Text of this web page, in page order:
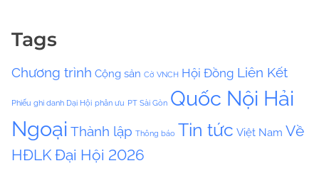
v
s
Tags
Chương trình Cộng sản Cờ VNCH Hội Đồng Liên Kết
Phiếu ghi danh Dại Hội phân ưu PT Sài Gòn Quốc Nội Hải
Ngoại Thành lập Thông báo Tin tức Việt Nam Về
HĐLKĐại Hội 2026